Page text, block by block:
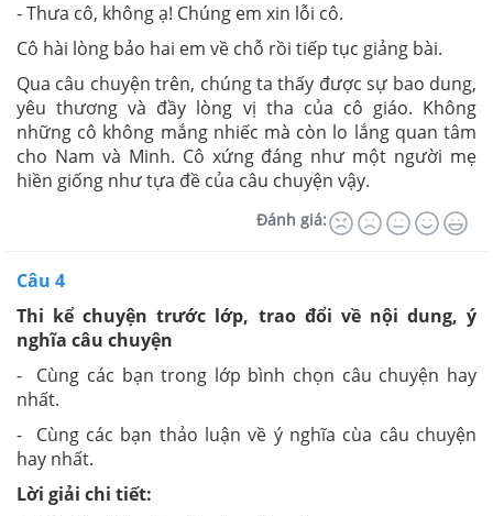
- Thưa cô, không ạ! Chúng em xin lỗi cô.
Cô hài lòng bảo hai em về chỗ rồi tiếp tục giảng bài.
Qua câu chuyện trên, chúng ta thấy được sự bao dung,
yêu thương và đầy lòng vị tha của cô giáo. Không
những cô không mắng nhiếc mà còn lo lắng quan tâm
cho Nam và Minh. Cô xứng đáng như một người mẹ
hiền giống như tựa đề của câu chuyện vậy.
Đánh giá:
Câu 4
Thi kể chuyện trước lớp, trao đổi về nội dung, ý
nghĩa câu chuyện
- Cùng các bạn trong lớp bình chọn câu chuyện hay
nhất.
- Cùng các bạn thảo luận về ý nghĩa cùa câu chuyện
hay nhất.
Lời giải chi tiết: